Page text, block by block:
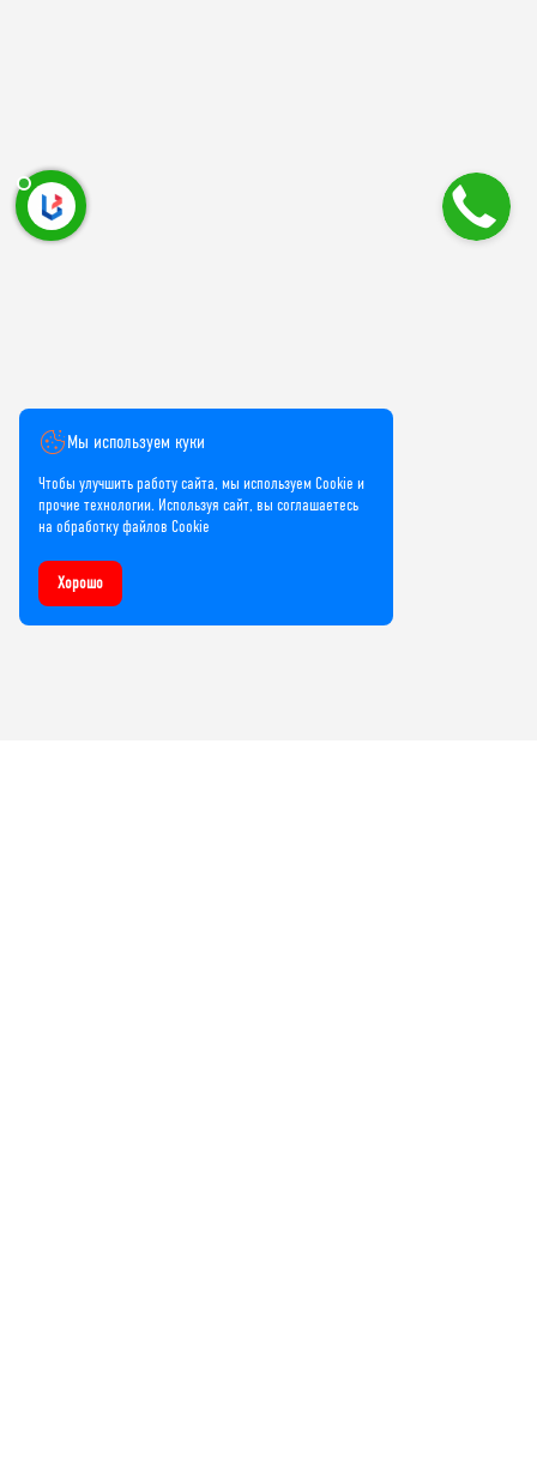
Мы используем куки
Чтобы улучшить работу сайта, мы используем Cookie и
прочие технологии. Используя сайт, вы соглашаетесь
на обработку файлов Cookie
Хорошо